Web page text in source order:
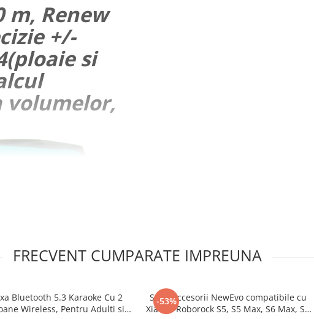
m, Renew
+/-
si
volumelor,
FRECVENT CUMPARATE IMPREUNA
Bluetooth 5.3 Karaoke Cu 2
Wireless, Pentru Adulti si
-53%
Set 9 accesorii NewEvo compatibile cu
Xiaomi Roborock S5, S5 Max, S6 Max, S6